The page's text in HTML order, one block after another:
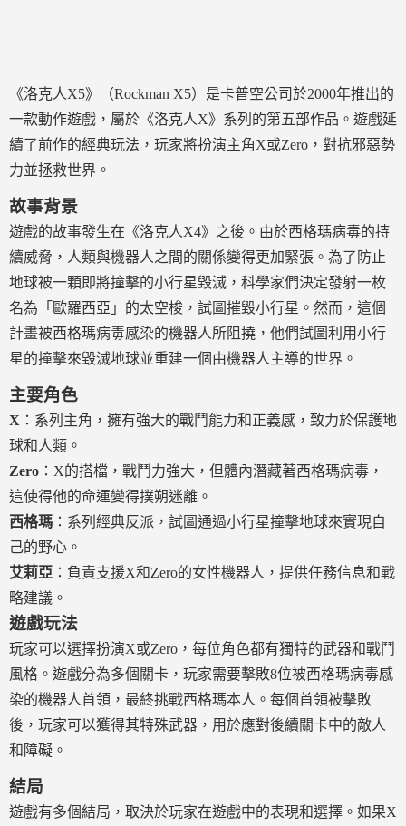
《洛克人X5》（Rockman X5）是卡普空公司於2000年推出的
一款動作遊戲，屬於《洛克人X》系列的第五部作品。遊戲延
續了前作的經典玩法，玩家將扮演主角X或Zero，對抗邪惡勢
力並拯救世界。
故事背景
遊戲的故事發生在《洛克人X4》之後。由於西格瑪病毒的持
續威脅，人類與機器人之間的關係變得更加緊張。為了防止
地球被一顆即將撞擊的小行星毀滅，科學家們決定發射一枚
名為「歐羅西亞」的太空梭，試圖摧毀小行星。然而，這個
計畫被西格瑪病毒感染的機器人所阻撓，他們試圖利用小行
星的撞擊來毀滅地球並重建一個由機器人主導的世界。
主要角色
X ：系列主角，擁有強大的戰鬥能力和正義感，致力於保護地
球和人類。
Zero ：X的搭檔，戰鬥力強大，但體內潛藏著西格瑪病毒，
這使得他的命運變得撲朔迷離。
西格瑪 ：系列經典反派，試圖通過小行星撞擊地球來實現自
己的野心。
艾莉亞 ：負責支援X和Zero的女性機器人，提供任務信息和戰
略建議。
遊戲玩法
玩家可以選擇扮演X或Zero，每位角色都有獨特的武器和戰鬥
風格。遊戲分為多個關卡，玩家需要擊敗8位被西格瑪病毒感
染的機器人首領，最終挑戰西格瑪本人。每個首領被擊敗
後，玩家可以獲得其特殊武器，用於應對後續關卡中的敵人
和障礙。
結局
遊戲有多個結局，取決於玩家在遊戲中的表現和選擇。如果X